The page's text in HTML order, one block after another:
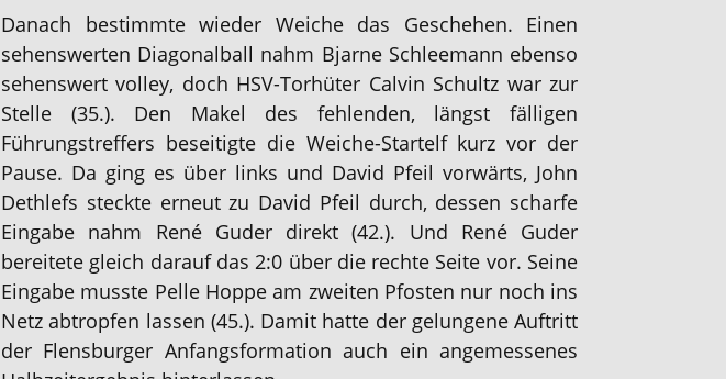
Danach bestimmte wieder Weiche das Geschehen. Einen
sehenswerten Diagonalball nahm Bjarne Schleemann ebenso
sehenswert volley, doch HSV-Torhüter Calvin Schultz war zur
Stelle (35.). Den Makel des fehlenden, längst fälligen
Führungstreffers beseitigte die Weiche-Startelf kurz vor der
Pause. Da ging es über links und David Pfeil vorwärts, John
Dethlefs steckte erneut zu David Pfeil durch, dessen scharfe
Eingabe nahm René Guder direkt (42.). Und René Guder
bereitete gleich darauf das 2:0 über die rechte Seite vor. Seine
Eingabe musste Pelle Hoppe am zweiten Pfosten nur noch ins
Netz abtropfen lassen (45.). Damit hatte der gelungene Auftritt
der Flensburger Anfangsformation auch ein angemessenes